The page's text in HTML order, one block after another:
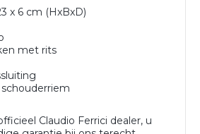
x 6 cm (HxBxD)
met rits
Claudio Ferrici dealer, u